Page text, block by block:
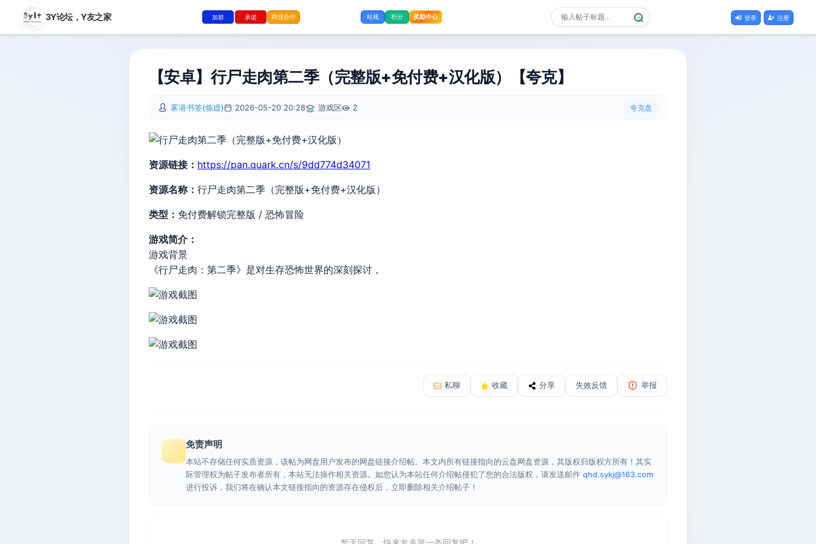
3Y论坛，Y友之家 加群 承诺 商业合作 站规 积分 奖励中心 登录 注册
【安卓】行尸走肉第二季（完整版+免付费+汉化版）【夸克】
雾港书签(炼虚) 2026-05-20 20:28 游戏区 2 夸克盘
资源链接： https://pan.quark.cn/s/9dd774d34071
资源名称： 行尸走肉第二季（完整版+免付费+汉化版）
类型： 免付费解锁完整版 / 恐怖冒险
游戏简介：
游戏背景
《行尸走肉：第二季》是对生存恐怖世界的深刻探讨，
私聊 收藏 分享 失效反馈 举报
免责声明
本站不存储任何实质资源，该帖为网盘用户发布的网盘链接介绍帖。本文内所有链接指向的云盘网盘资源，其版权归版权方所有！其实
际管理权为帖子发布者所有，本站无法操作相关资源。如您认为本站任何介绍帖侵犯了您的合法版权，请发送邮件 qhd.sykj@163.com
进行投诉，我们将在确认本文链接指向的资源存在侵权后，立即删除相关介绍帖子！